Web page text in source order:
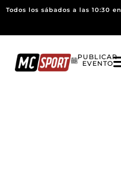
Todos los sábados a las 10:30 en
PUBLICAR
EVENTO